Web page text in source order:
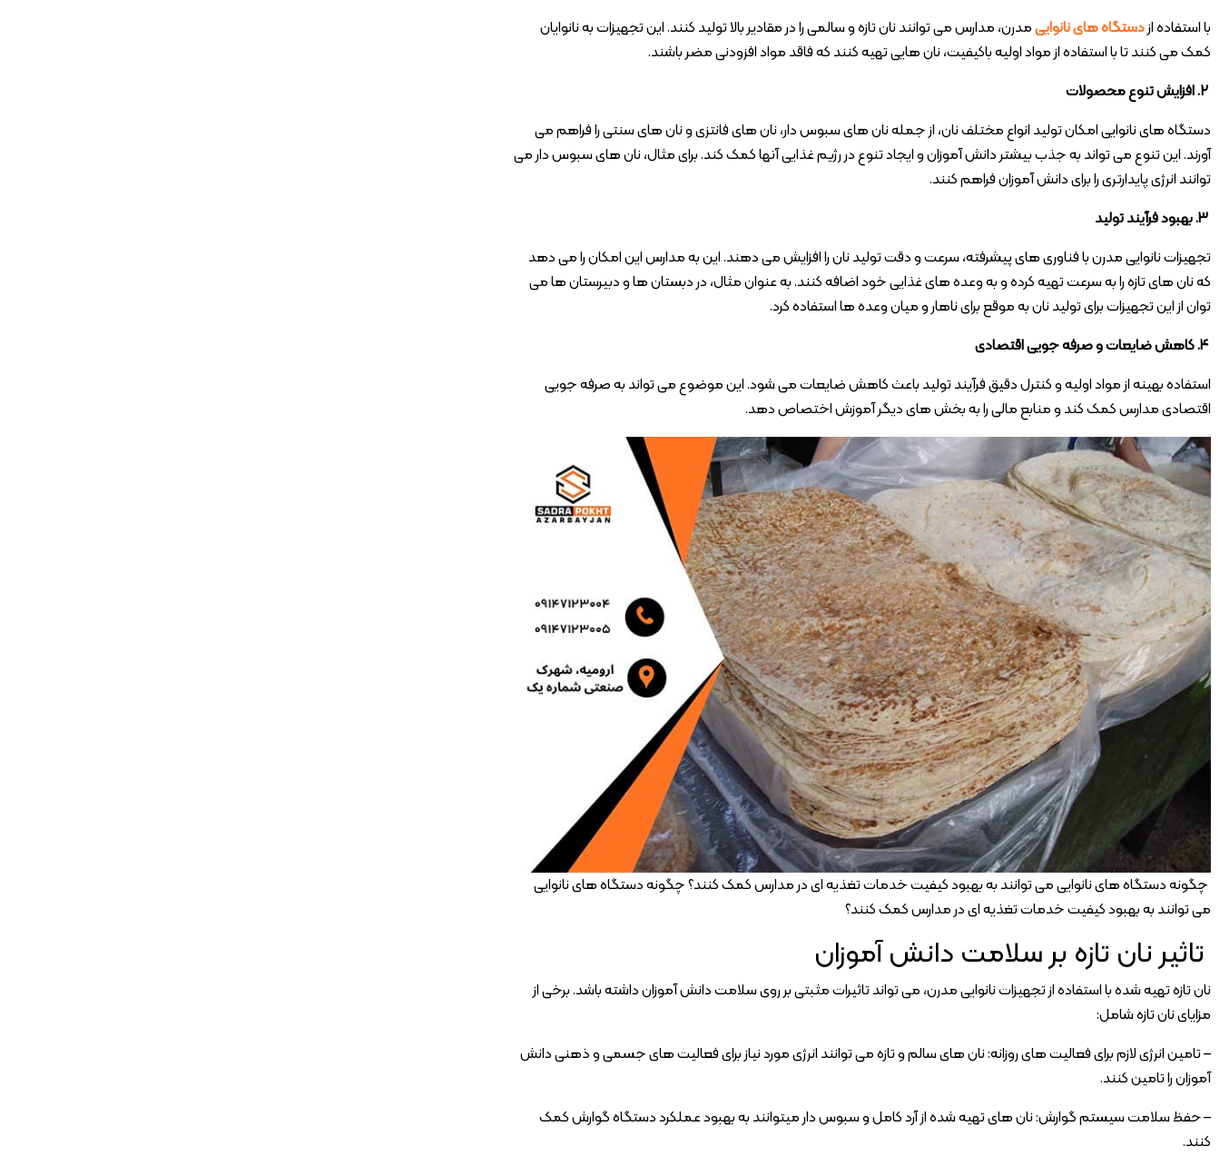
با استفاده ازدستگاه های نانواییمدرن، مدارس می توانند نان تازه و سالمی را در مقادیر بالا تولید کنند. این تجهیزات به نانوایان
کمک می کنند تا با استفاده از مواد اولیه باکیفیت، نان هایی تهیه کنند که فاقد مواد افزودنی مضر باشند.
دستگاه های نانوایی امکان تولید انواع مختلف نان، از جمله نان های سبوس دار، نان های فانتزی و نان های سنتی را فراهم می
آورند. این تنوع می تواند به جذب بیشتر دانش آموزان و ایجاد تنوع در رژیم غذایی آنها کمک کند. برای مثال، نان های سبوس دار می
توانند انرژی پایدارتری را برای دانش آموزان فراهم کنند.
تجهیزات نانوایی مدرن با فناوری های پیشرفته، سرعت و دقت تولید نان را افزایش می دهند. این به مدارس این امکان را می دهد
که نان های تازه را به سرعت تهیه کرده و به وعده های غذایی خود اضافه کنند. به عنوان مثال، در دبستان ها و دبیرستان ها می
توان از این تجهیزات برای تولید نان به موقع برای ناهار و میان وعده ها استفاده کرد.
۴. کاهش ضایعات و صرفه جویی اقتصادی
استفاده بهینه از مواد اولیه و کنترل دقیق فرآیند تولید باعث کاهش ضایعات می شود. این موضوع می تواند به صرفه جویی
اقتصادی مدارس کمک کند و منابع مالی را به بخش های دیگر آموزش اختصاص دهد.
چگونه دستگاه های نانوایی می توانند به بهبود کیفیت خدمات تغذیه ای در مدارس کمک کنند؟ چگونه دستگاه های نانوایی
می توانند به بهبود کیفیت خدمات تغذیه ای در مدارس کمک کنند؟
تاثیر نان تازه بر سلامت دانش آموزان
نان تازه تهیه شده با استفاده از تجهیزات نانوایی مدرن، می تواند تاثیرات مثبتی بر روی سلامت دانش آموزان داشته باشد. برخی از
مزایای نان تازه شامل:
– تامین انرژی لازم برای فعالیت های روزانه: نان های سالم و تازه می توانند انرژی مورد نیاز برای فعالیت های جسمی و ذهنی دانش
آموزان را تامین کنند.
– حفظ سلامت سیستم گوارش: نان های تهیه شده از آرد کامل و سبوس دار میتوانند به بهبود عملکرد دستگاه گوارش کمک
کنند.